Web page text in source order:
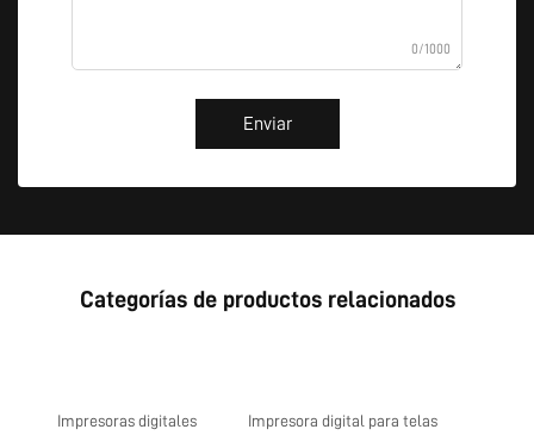
0/1000
Enviar
Categorías de productos relacionados
Impresoras digitales Impresora digital para telas